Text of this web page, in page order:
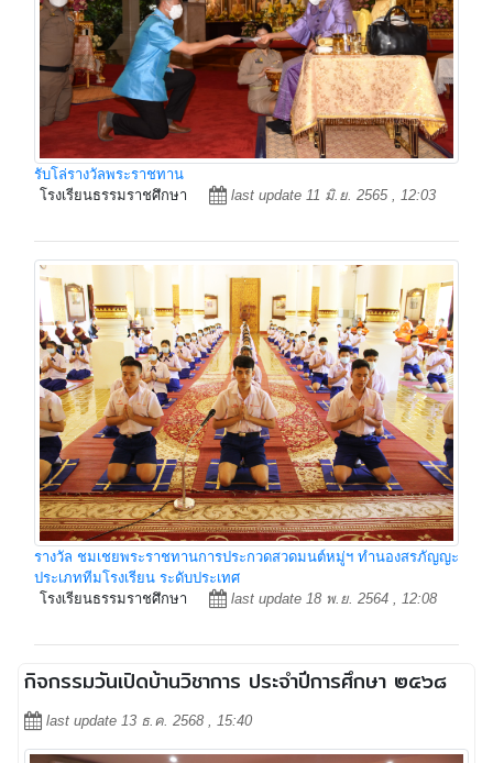
รับโล่รางวัลพระราชทาน
โรงเรียนธรรมราชศึกษา
last update 11 มิ.ย. 2565 , 12:03
รางวัล ชมเชยพระราชทานการประกวดสวดมนต์หมู่ฯ ทำนองสรภัญญะ
ประเภททีมโรงเรียน ระดับประเทศ
โรงเรียนธรรมราชศึกษา
last update 18 พ.ย. 2564 , 12:08
กิจกรรมวันเปิดบ้านวิชาการ ประจำปีการศึกษา ๒๕๖๘
last update 13 ธ.ค. 2568 , 15:40